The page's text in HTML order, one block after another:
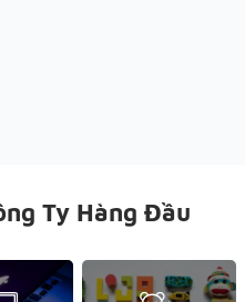
Ty Hàng Đầu